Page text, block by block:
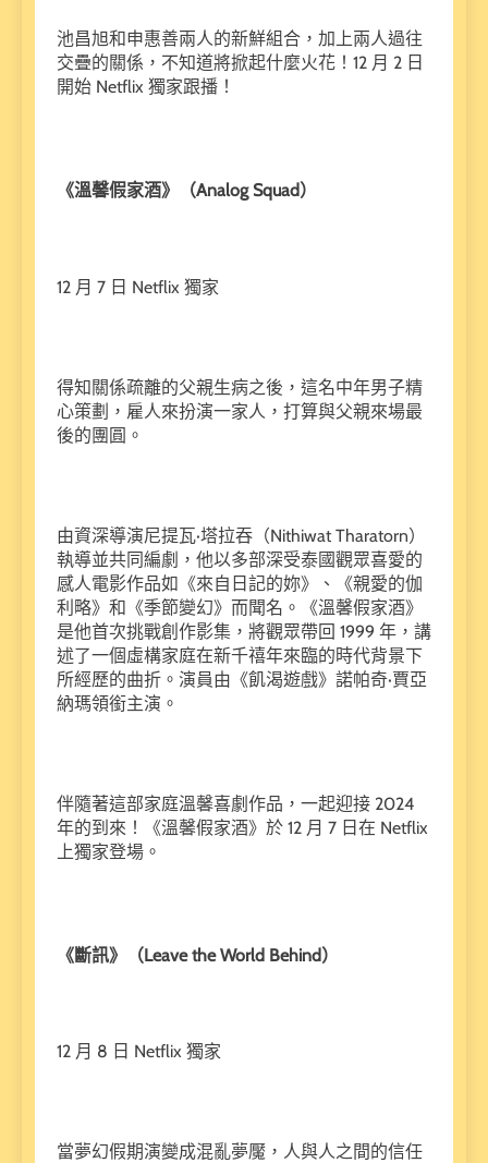
池昌旭和申惠善兩人的新鮮組合，加上兩人過往
交疊的關係，不知道將掀起什麼火花！12 月 2 日
開始 Netflix 獨家跟播！
《溫馨假家酒》（Analog Squad）
12 月 7 日 Netflix 獨家
得知關係疏離的父親生病之後，這名中年男子精
心策劃，雇人來扮演一家人，打算與父親來場最
後的團圓。
由資深導演尼提瓦·塔拉吞（Nithiwat Tharatorn）
執導並共同編劇，他以多部深受泰國觀眾喜愛的
感人電影作品如《來自日記的妳》、《親愛的伽
利略》和《季節變幻》而聞名。《溫馨假家酒》
是他首次挑戰創作影集，將觀眾帶回 1999 年，講
述了一個虛構家庭在新千禧年來臨的時代背景下
所經歷的曲折。演員由《飢渴遊戲》諾帕奇·賈亞
納瑪領銜主演。
伴隨著這部家庭溫馨喜劇作品，一起迎接 2024
年的到來！《溫馨假家酒》於 12 月 7 日在 Netflix
上獨家登場。
《斷訊》（Leave the World Behind）
12 月 8 日 Netflix 獨家
當夢幻假期演變成混亂夢魘，人與人之間的信任